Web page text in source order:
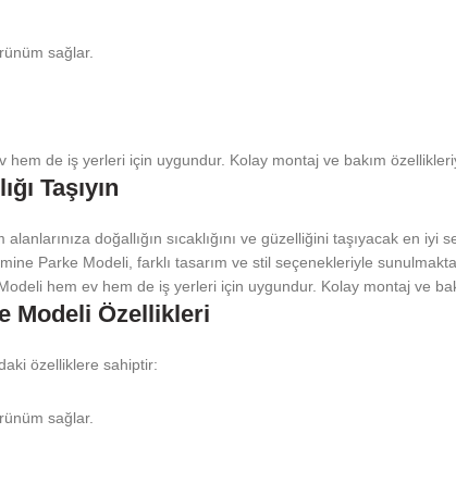
sağlar.
de iş yerleri için uygundur. Kolay montaj ve bakım
Taşıyın
doğallığın sıcaklığını ve güzelliğini taşıyacak en
Parke Modeli, farklı tasarım ve stil seçenekleriyle
hem ev hem de iş yerleri için uygundur. Kolay montaj ve
Modeli Özellikleri
özelliklere sahiptir:
sağlar.